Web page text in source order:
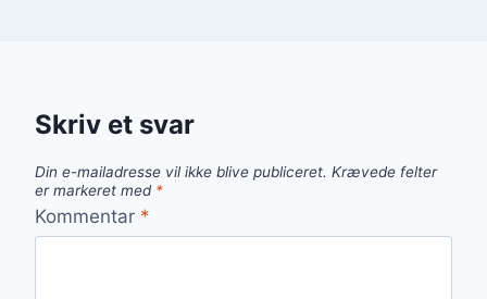
Skriv et svar
Din e-mailadresse vil ikke blive publiceret. Krævede felter
er markeret med *
Kommentar *